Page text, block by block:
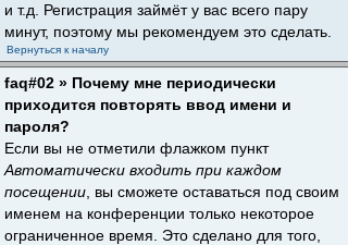
и т.д. Регистрация займёт у вас всего пару
минут, поэтому мы рекомендуем это сделать.
Вернуться к началу
faq#02 » Почему мне периодически
приходится повторять ввод имени и
пароля?
Если вы не отметили флажком пункт
Автоматически входить при каждом
посещении , вы сможете оставаться под своим
именем на конференции только некоторое
ограниченное время. Это сделано для того,